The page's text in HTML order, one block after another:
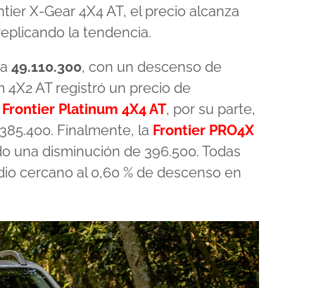
X-Gear 4X4 AT, el precio alcanza
la tendencia.
49.110.300, con un descenso de
AT registró un precio de
Frontier Platinum 4X4 AT, por su parte,
Finalmente, la Frontier PRO4X
una disminución de 396.500. Todas
cercano al 0,60 % de descenso en